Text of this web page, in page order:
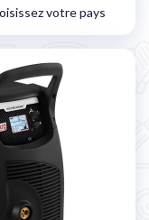
votre pays